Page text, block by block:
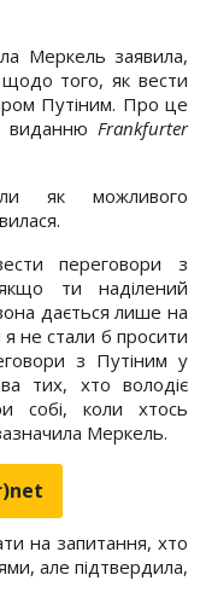
Меркель заявила,
того, як вести
Путіним. Про це
виданню Frankfurter
як можливого
переговори з
ти наділений
дається лише на
не стали б просити
з Путіним у
тих, хто володіє
собі, коли хтось
Меркель.
на запитання, хто
але підтвердила,